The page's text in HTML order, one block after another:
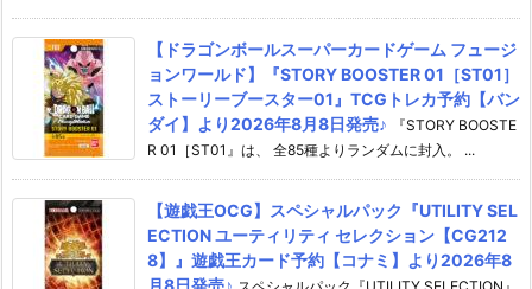
【ドラゴンボールスーパーカードゲーム フュージ
ョンワールド】『STORY BOOSTER 01［ST01］
ストーリーブースター01』TCGトレカ予約【バン
ダイ】より2026年8月8日発売♪
『STORY BOOSTE
R 01［ST01』は、 全85種よりランダムに封入。 ...
【遊戯王OCG】スペシャルパック『UTILITY SEL
ECTION ユーティリティ セレクション【CG212
8】』遊戯王カード予約【コナミ】より2026年8
月8日発売♪